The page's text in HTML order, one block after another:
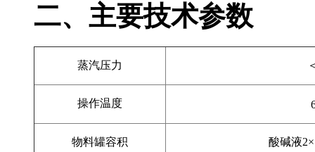
二、主要技术参数
蒸汽压力
操作温度
物料罐容积 酸碱液2×